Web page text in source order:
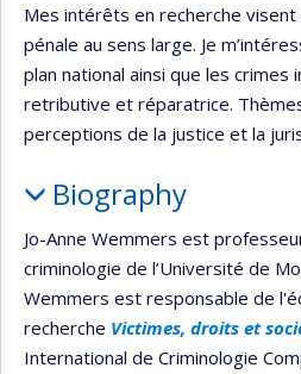
Mes intérêts en recherche
pénale au sens large. Je
plan national ainsi que les
retributive et réparatrice.
perceptions de la justice et la
Biography
Jo-Anne Wemmers est
criminologie de l’Université de
Wemmers est responsable de
recherche Victimes, droits et
International de Criminologie